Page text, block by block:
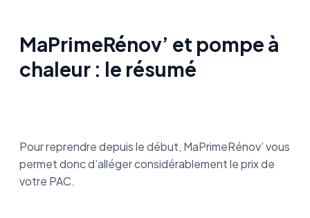
MaPrimeRénov’ et pompe à
chaleur : le résumé
Pour reprendre depuis le début, MaPrimeRénov’ vous
permet donc d’alléger considérablement le prix de
votre PAC.